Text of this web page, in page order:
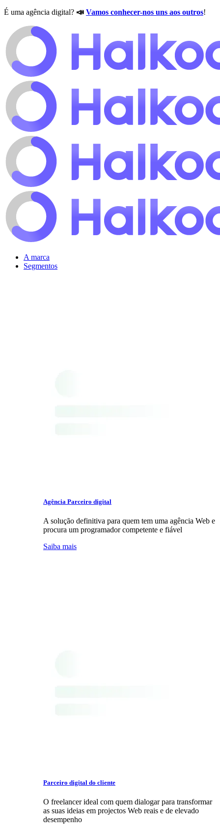
É uma agência digital? 📣 Vamos conhecer-nos uns aos outros!
A marca
Segmentos
Agência Parceiro digital
A solução definitiva para quem tem uma agência Web e
procura um programador competente e fiável
Saiba mais
Parceiro digital do cliente
O freelancer ideal com quem dialogar para transformar
as suas ideias em projectos Web reais e de elevado
desempenho